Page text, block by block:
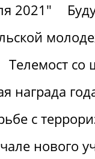
2021"
Телемост
награда
с
нового